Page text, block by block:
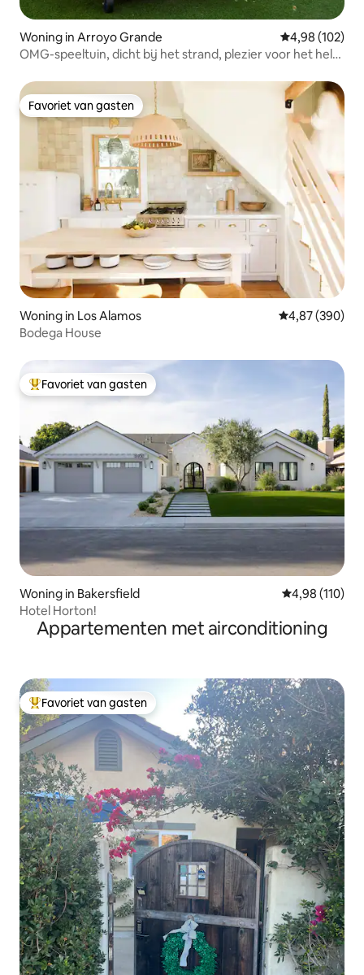
Woning in Arroyo Grande Gemiddelde
4,98 (102)
OMG-speeltuin, dicht bij het strand, plezier voor het hele
Favoriet van gasten
Favoriet van gasten
Woning in Los Alamos Gemiddelde
4,87 (390)
Bodega House
Topfavoriet van gasten
Favoriet van gasten
Woning in Bakersfield Gemiddelde
4,98 (110)
Hotel Horton!
Appartementen met airconditioning
Topfavoriet van gasten
Favoriet van gasten